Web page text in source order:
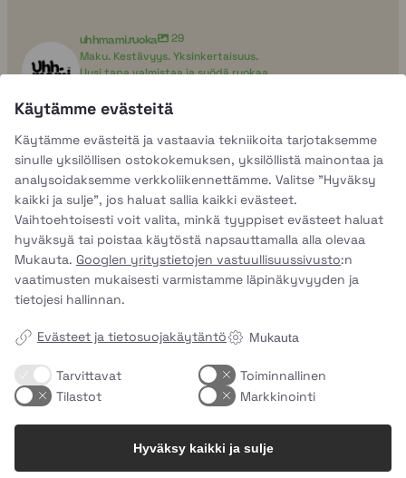
uhhmami.ruoka
29
Maku. Kestävyys. Yksinkertaisuus.
Uusi tapa valmistaa ja syödä ruokaa
Ruuan tulevaisuus alkaa tästä
uhhmami.ruoka
Käytämme evästeitä
Käytämme evästeitä ja vastaavia tekniikoita tarjotaksemme
sinulle yksilöllisen ostokokemuksen, yksilöllistä mainontaa ja
analysoidaksemme verkkoliikennettämme. Valitse "Hyväksy
kaikki ja sulje", jos haluat sallia kaikki evästeet.
Vaihtoehtoisesti voit valita, minkä tyyppiset evästeet haluat
hyväksyä tai poistaa käytöstä napsauttamalla alla olevaa
Mukauta. Googlen yritystietojen vastuullisuussivusto:n
vaatimusten mukaisesti varmistamme läpinäkyvyyden ja
tietojesi hallinnan.
Evästeet ja tietosuojakäytäntö Mukauta
Tarvittavat
Toiminnallinen
Tilastot
Markkinointi
Hyväksy kaikki ja sulje